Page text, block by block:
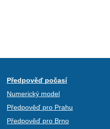
Předpověď počasí
Numerický model
Předpověď pro Prahu
Předpověď pro Brno